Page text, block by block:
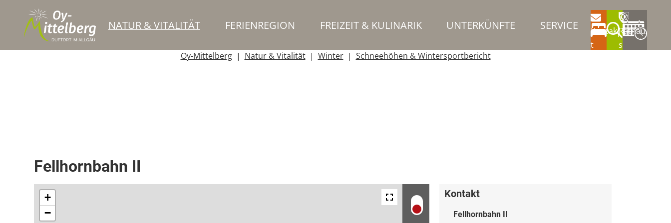
NATUR & VITALITÄT FERIENREGION FREIZEIT & KULINARIK UNTERKÜNFTE SERVICE
Kontak
t
Rathau
s
Oy-Mittelberg
Natur & Vitalität Winter Schneehöhen & Wintersportbericht
Fellhornbahn II
Kontakt
Fellhornbahn II